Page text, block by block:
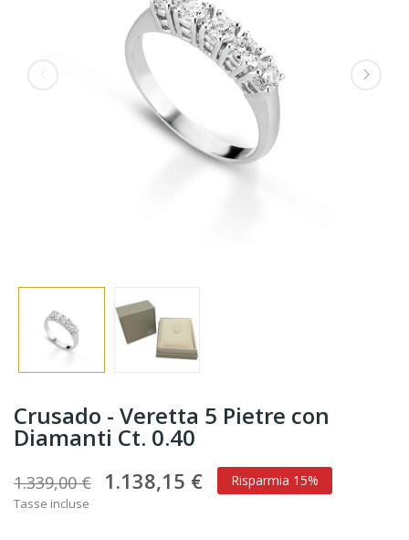
Crusado - Veretta 5 Pietre con
Diamanti Ct. 0.40
1.339,00 € 1.138,15 € Risparmia 15%
Tasse incluse